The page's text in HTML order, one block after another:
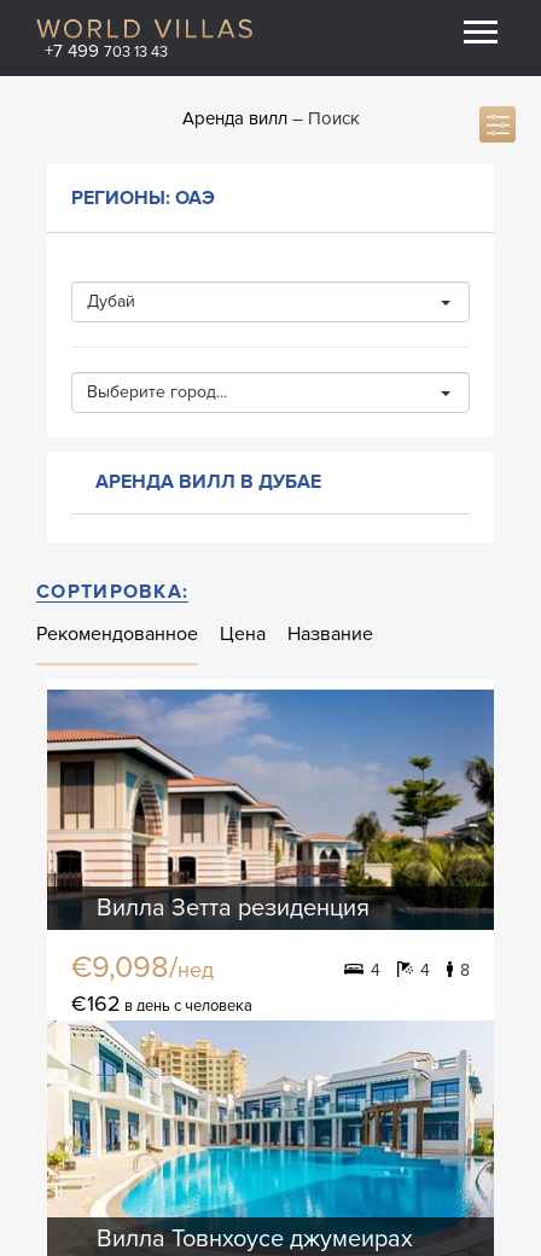
+7 499 703 13 43
Аренда вилл Поиск
РЕГИОНЫ: ОАЭ
Дубай
Выберите город...
АРЕНДА ВИЛЛ В ДУБАЕ
СОРТИРОВКА:
Рекомендованное
Цена Название
Вилла Зетта резиденция
€9,098/нед 4 4 8
€162 в день с человека
Вилла Товнхоусе джумеирах